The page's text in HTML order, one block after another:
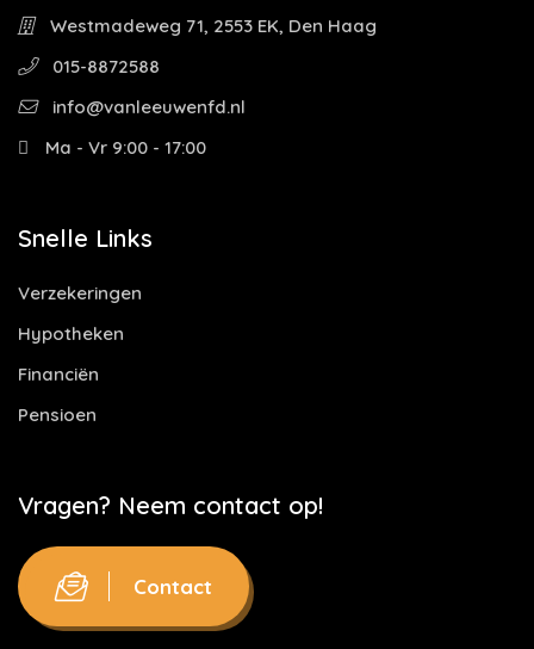
Westmadeweg 71, 2553 EK, Den Haag
015-8872588
info@vanleeuwenfd.nl
Ma - Vr 9:00 - 17:00
Snelle Links
Verzekeringen
Hypotheken
Financiën
Pensioen
Vragen? Neem contact op!
Contact